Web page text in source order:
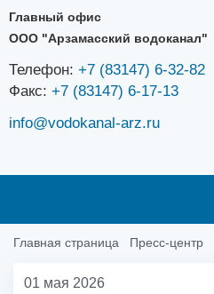
Главный офис
ООО "Арзамасский водоканал"
Телефон: +7 (83147) 6-32-82
Факс: +7 (83147) 6-17-13
info@vodokanal-arz.ru
Главная страница Пресс-центр
01 мая 2026